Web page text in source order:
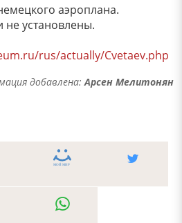
аэроплана.
не установлены.
rus/actually/Cvetaev.php
добавлена:Арсен Мелитонян